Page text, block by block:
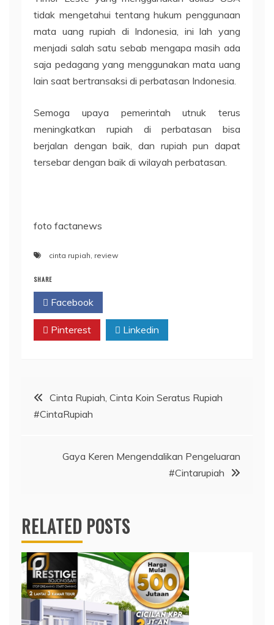
tidak mengetahui tentang hukum penggunaan
mata uang rupiah di Indonesia, ini lah yang
menjadi salah satu sebab mengapa masih ada
saja pedagang yang menggunakan mata uang
lain saat bertransaksi di perbatasan Indonesia.
Semoga upaya pemerintah utnuk terus
meningkatkan rupiah di perbatasan bisa
berjalan dengan baik, dan rupiah pun dapat
tersebar dengan baik di wilayah perbatasan.
foto factanews
cinta rupiah, review
SHARE
Facebook
Pinterest Linkedin
Post
navigation
Cinta Rupiah, Cinta Koin Seratus Rupiah
#CintaRupiah
Gaya Keren Mengendalikan Pengeluaran
#Cintarupiah
RELATED POSTS